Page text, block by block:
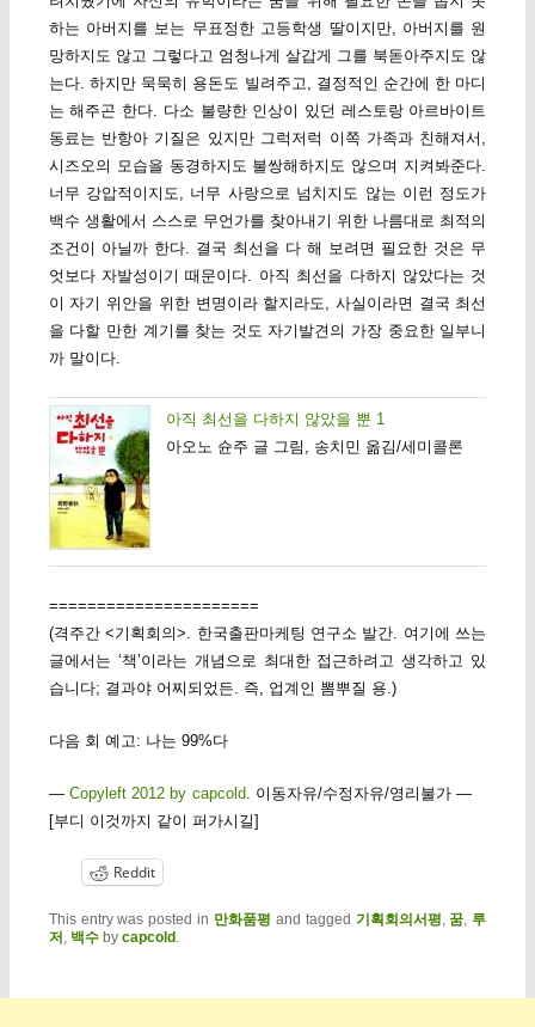
하는 아버지를 보는 무표정한 고등학생 딸이지만, 아버지를 원
망하지도 않고 그렇다고 엄청나게 살갑게 그를 북돋아주지도 않
는다. 하지만 묵묵히 용돈도 빌려주고, 결정적인 순간에 한 마디
는 해주곤 한다. 다소 불량한 인상이 있던 레스토랑 아르바이트
동료는 반항아 기질은 있지만 그럭저럭 이쪽 가족과 친해져서,
시즈오의 모습을 동경하지도 불쌍해하지도 않으며 지켜봐준다.
너무 강압적이지도, 너무 사랑으로 넘치지도 않는 이런 정도가
백수 생활에서 스스로 무언가를 찾아내기 위한 나름대로 최적의
조건이 아닐까 한다. 결국 최선을 다 해 보려면 필요한 것은 무
엇보다 자발성이기 때문이다. 아직 최선을 다하지 않았다는 것
이 자기 위안을 위한 변명이라 할지라도, 사실이라면 결국 최선
을 다할 만한 계기를 찾는 것도 자기발견의 가장 중요한 일부니
까 말이다.
아직 최선을 다하지 않았을 뿐 1
아오노 슌주 글 그림, 송치민 옮김/세미콜론
======================
(격주간 <기획회의>. 한국출판마케팅 연구소 발간. 여기에 쓰는
글에서는 ‘책’이라는 개념으로 최대한 접근하려고 생각하고 있
습니다; 결과야 어찌되었든. 즉, 업계인 뽐뿌질 용.)
다음 회 예고: 나는 99%다
— Copyleft 2012 by capcold. 이동자유/수정자유/영리불가 —
[부디 이것까지 같이 퍼가시길]
Reddit
This entry was posted in 만화품평 and tagged 기획회의서평,꿈,루
저 , 백수by capcold .